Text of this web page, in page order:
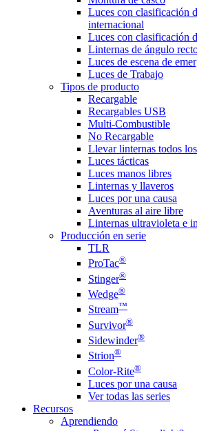
Luces con clasificación
internacional
Luces con clasificación
Linternas de ángulo
Luces de escena de
Luces de Trabajo
Tipos de producto
Recargable
Recargables USB
Multi-Combustible
No Recargable
Llevar linternas todos
Luces tácticas
Luces manos libres
Linternas y llaveros
Luces por una causa
Aventuras al aire libre
Linternas ultravioleta e
Producción en serie
TLR
ProTac®
Stinger®
Wedge®
Stream™
Survivor®
Sidewinder®
Strion®
Color-Rite®
Luces por una causa
Ver todas las series
Recursos
Aprendiendo